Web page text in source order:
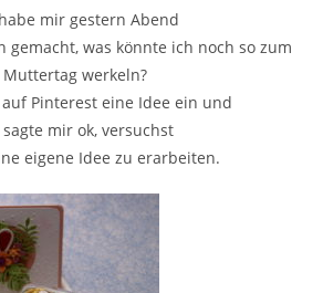
mir gestern Abend
gemacht, was könnte ich noch so zum
Muttertag werkeln?
Pinterest eine Idee ein und
mir ok, versuchst
eigene Idee zu erarbeiten.